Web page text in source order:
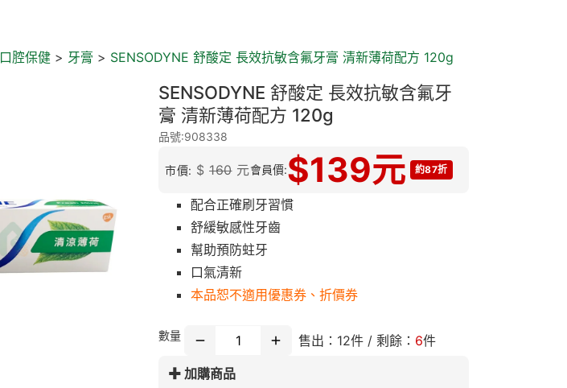
口腔保健 > 牙膏 > SENSODYNE 舒酸定 長效抗敏含氟牙膏 清新薄荷配方 120g
SENSODYNE 舒酸定 長效抗敏含氟牙
膏 清新薄荷配方 120g
品號:908338
市價: $ 160 元會員價:$139元 約87折
配合正確刷牙習慣
舒緩敏感性牙齒
幫助預防蛀牙
口氣清新
本品恕不適用優惠券、折價券
數量 售出： 12件 / 剩餘： 6件
加購商品